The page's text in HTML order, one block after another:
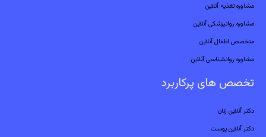
مشاوره تغذیه آنلاین
مشاوره روانپزشکی آنلاین
متخصص اطفال آنلاین
مشاوره روانشناسی آنلاین
تخصص های پرکاربرد
دکتر آنلاین زنان
دکتر آنلاین پوست